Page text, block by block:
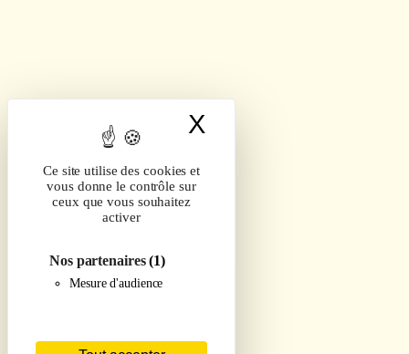
Ce site utilise des cookies et
vous donne le contrôle sur
ceux que vous souhaitez
activer
Nos partenaires(1)
Mesure d'audience
X